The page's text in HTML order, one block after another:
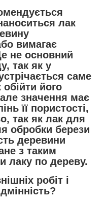
лак
вимагає
не основний
так як у
саме
його
значення має
її пористості,
так як лак для
обробки берези
деревини
з таким
лаку по дереву.
робіт і